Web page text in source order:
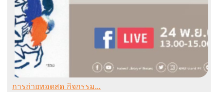
การถ่ายทอดสด กิจกรรม...